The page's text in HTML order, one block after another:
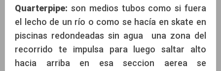
Quarterpipe: son medios tubos como si fuera
el lecho de un río o como se hacía en skate en
piscinas redondeadas sin agua una zona del
recorrido te impulsa para luego saltar alto
hacia arriba en esa seccion aerea se